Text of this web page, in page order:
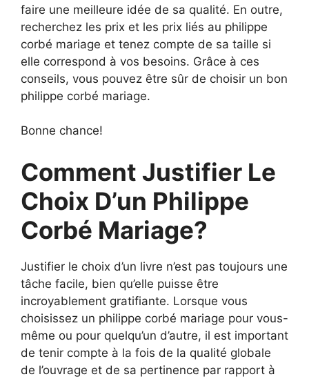
faire une meilleure idée de sa qualité. En outre,
recherchez les prix et les prix liés au philippe
corbé mariage et tenez compte de sa taille si
elle correspond à vos besoins. Grâce à ces
conseils, vous pouvez être sûr de choisir un bon
philippe corbé mariage.
Bonne chance!
Comment Justifier Le
Choix D’un Philippe
Corbé Mariage?
Justifier le choix d’un livre n’est pas toujours une
tâche facile, bien qu’elle puisse être
incroyablement gratifiante. Lorsque vous
choisissez un philippe corbé mariage pour vous-
même ou pour quelqu’un d’autre, il est important
de tenir compte à la fois de la qualité globale
de l’ouvrage et de sa pertinence par rapport à